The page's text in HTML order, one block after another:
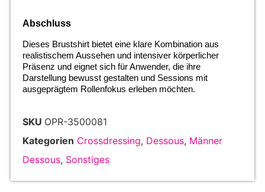
Abschluss
Dieses Brustshirt bietet eine klare Kombination aus
realistischem Aussehen und intensiver körperlicher
Präsenz und eignet sich für Anwender, die ihre
Darstellung bewusst gestalten und Sessions mit
ausgeprägtem Rollenfokus erleben möchten.
SKU OPR-3500081
Kategorien Crossdressing, Dessous, Männer
Dessous, Sonstiges